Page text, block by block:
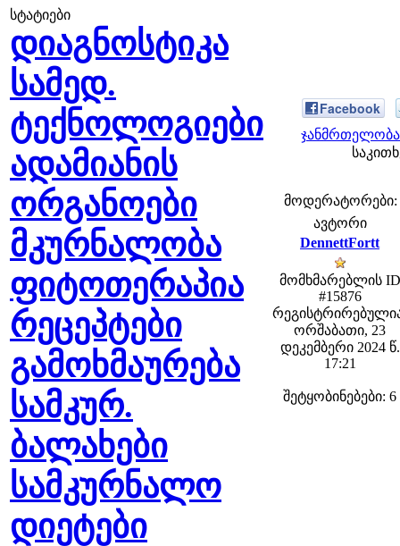
სტატიები
დიაგნოსტიკა
სამედ.
ტექნოლოგიები
ადამიანის
ორგანოები
მკურნალობა
ფიტოთერაპია
რეცეპტები
გამოხმაურება
სამკურ.
ბალახები
სამკურნალო
დიეტები
Facebook
ჯანმრთელობა
მოდერატორები:
ავტორი
DennettFortt
მომხმარებლის ID
#15876
ორშაბათი, 23
დეკემბერი 2024 წ.
17:21
შეტყობინებები: 6